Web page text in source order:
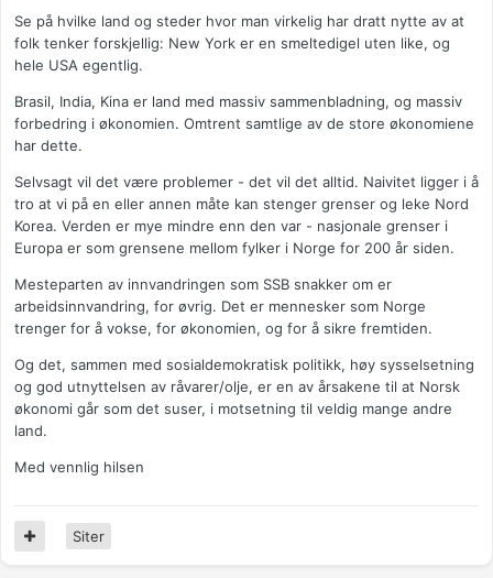
Se på hvilke land og steder hvor man virkelig har dratt nytte av at
folk tenker forskjellig: New York er en smeltedigel uten like, og
hele USA egentlig.
Brasil, India, Kina er land med massiv sammenbladning, og massiv
forbedring i økonomien. Omtrent samtlige av de store økonomiene
har dette.
Selvsagt vil det være problemer - det vil det alltid. Naivitet ligger i å
tro at vi på en eller annen måte kan stenger grenser og leke Nord
Korea. Verden er mye mindre enn den var - nasjonale grenser i
Europa er som grensene mellom fylker i Norge for 200 år siden.
Mesteparten av innvandringen som SSB snakker om er
arbeidsinnvandring, for øvrig. Det er mennesker som Norge
trenger for å vokse, for økonomien, og for å sikre fremtiden.
Og det, sammen med sosialdemokratisk politikk, høy sysselsetning
og god utnyttelsen av råvarer/olje, er en av årsakene til at Norsk
økonomi går som det suser, i motsetning til veldig mange andre
land.
Med vennlig hilsen
Siter